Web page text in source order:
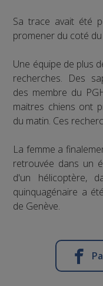
Sa trace avait été
promener du coté
Une équipe de plus
recherches. Des
des membre du
maitres chiens ont
du matin. Ces
La femme a
retrouvée dans un
d'un hélicoptère,
quinquagénaire a
de Genève.